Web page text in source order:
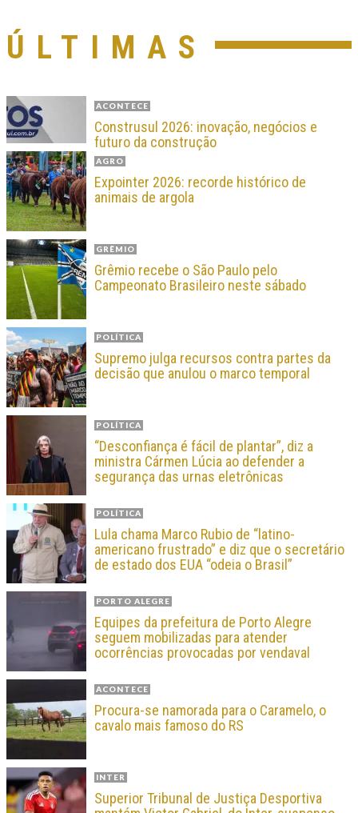
ÚLTIMAS
ACONTECE
Construsul 2026: inovação, negócios e
futuro da construção
AGRO
Expointer 2026: recorde histórico de
animais de argola
GRÊMIO
Grêmio recebe o São Paulo pelo
Campeonato Brasileiro neste sábado
POLÍTICA
Supremo julga recursos contra partes da
decisão que anulou o marco temporal
POLÍTICA
“Desconfiança é fácil de plantar”, diz a
ministra Cármen Lúcia ao defender a
segurança das urnas eletrônicas
POLÍTICA
Lula chama Marco Rubio de “latino-
americano frustrado” e diz que o secretário
de estado dos EUA “odeia o Brasil”
PORTO ALEGRE
Equipes da prefeitura de Porto Alegre
seguem mobilizadas para atender
ocorrências provocadas por vendaval
ACONTECE
Procura-se namorada para o Caramelo, o
cavalo mais famoso do RS
INTER
Superior Tribunal de Justiça Desportiva